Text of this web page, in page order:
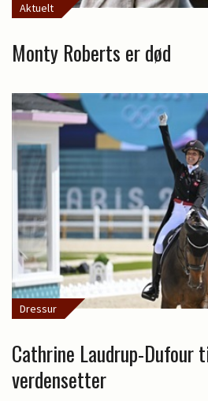
Aktuelt
Monty Roberts er død
Dressur
Cathrine Laudrup-Dufour
verdensetter